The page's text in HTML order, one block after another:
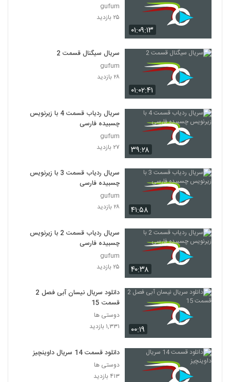
۰۱:۰۹:۱۳
gufum
۲۵ بازدید
۰۱:۰۲:۴۱
سریال سیگنال قسمت 2
gufum
۲۸ بازدید
۳۹:۲۸
سریال ردیاب قسمت 4 با زیرنویس
چسبیده فارسی
gufum
۲۷ بازدید
۴۱:۵۸
سریال ردیاب قسمت 3 با زیرنویس
چسبیده فارسی
gufum
۲۸ بازدید
۴۰:۳۸
سریال ردیاب قسمت 2 با زیرنویس
چسبیده فارسی
gufum
۲۵ بازدید
۰۰:۱۹
دانلود سریال نیسان آبی فصل 2
قسمت 15
دوستی ها
۱,۳۳۱ بازدید
دانلود قسمت 14 سریال داوینچیز
دوستی ها
۴۱۳ بازدید